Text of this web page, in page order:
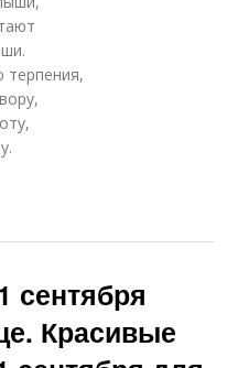
терпения,
сентября
Красивые